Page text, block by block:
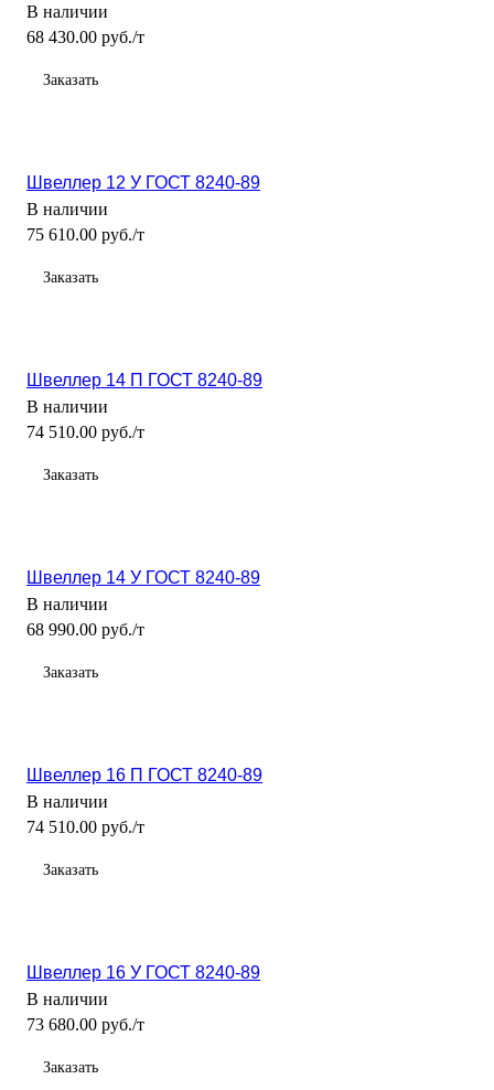
В наличии
68 430.00 руб./т
Заказать
Швеллер 12 У ГОСТ 8240-89
В наличии
75 610.00 руб./т
Заказать
Швеллер 14 П ГОСТ 8240-89
В наличии
74 510.00 руб./т
Заказать
Швеллер 14 У ГОСТ 8240-89
В наличии
68 990.00 руб./т
Заказать
Швеллер 16 П ГОСТ 8240-89
В наличии
74 510.00 руб./т
Заказать
Швеллер 16 У ГОСТ 8240-89
В наличии
73 680.00 руб./т
Заказать